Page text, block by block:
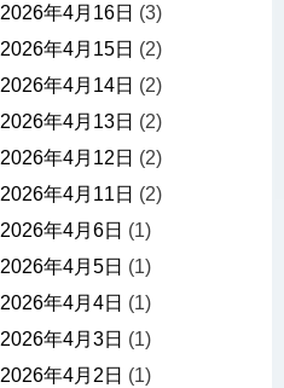
2026年4月16日 (3)
2026年4月15日 (2)
2026年4月14日 (2)
2026年4月13日 (2)
2026年4月12日 (2)
2026年4月11日 (2)
2026年4月6日 (1)
2026年4月5日 (1)
2026年4月4日 (1)
2026年4月3日 (1)
2026年4月2日 (1)